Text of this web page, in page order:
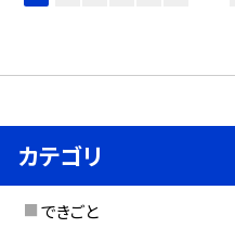
カテゴリ
できごと